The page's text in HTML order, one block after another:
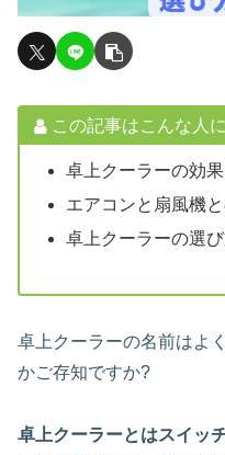
この記事はこんな人
卓上クーラーの効
エアコンと扇風機
卓上クーラーの選
卓上クーラーの名前はよ
かご存知ですか?
卓上クーラーとはスイッ